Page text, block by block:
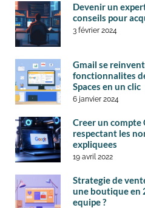
Devenir un
conseils pour
3 février 2024
Gmail se
fonctionnalites
Spaces en un clic
6 janvier 2024
Creer un compte
respectant les
expliquees
19 avril 2022
Strategie de
une boutique en
equipe ?